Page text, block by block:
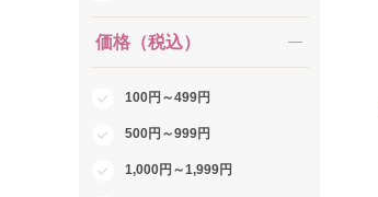
価格（税込）
100円～499円
500円～999円
1,000円～1,999円